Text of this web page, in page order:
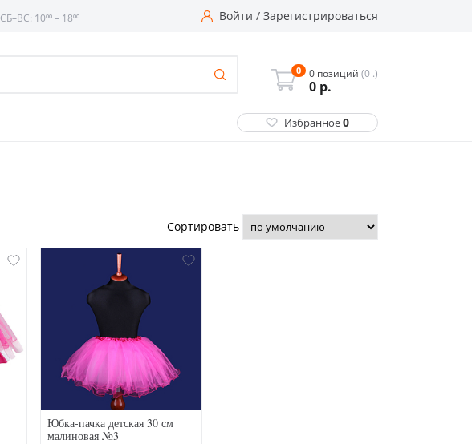
СБ–ВС: 10⁰⁰ – 18⁰⁰ Войти / Зарегистрироваться
0 0 позиций (0 .)
0 р.
Избранное0
Сортировать
Юбка-пачка детская 30 см
малиновая №3